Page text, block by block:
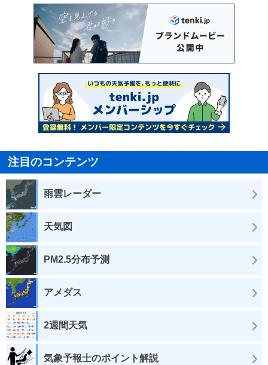
注目のコンテンツ
雨雲レーダー
天気図
PM2.5分布予測
アメダス
2週間天気
気象予報士のポイント解説